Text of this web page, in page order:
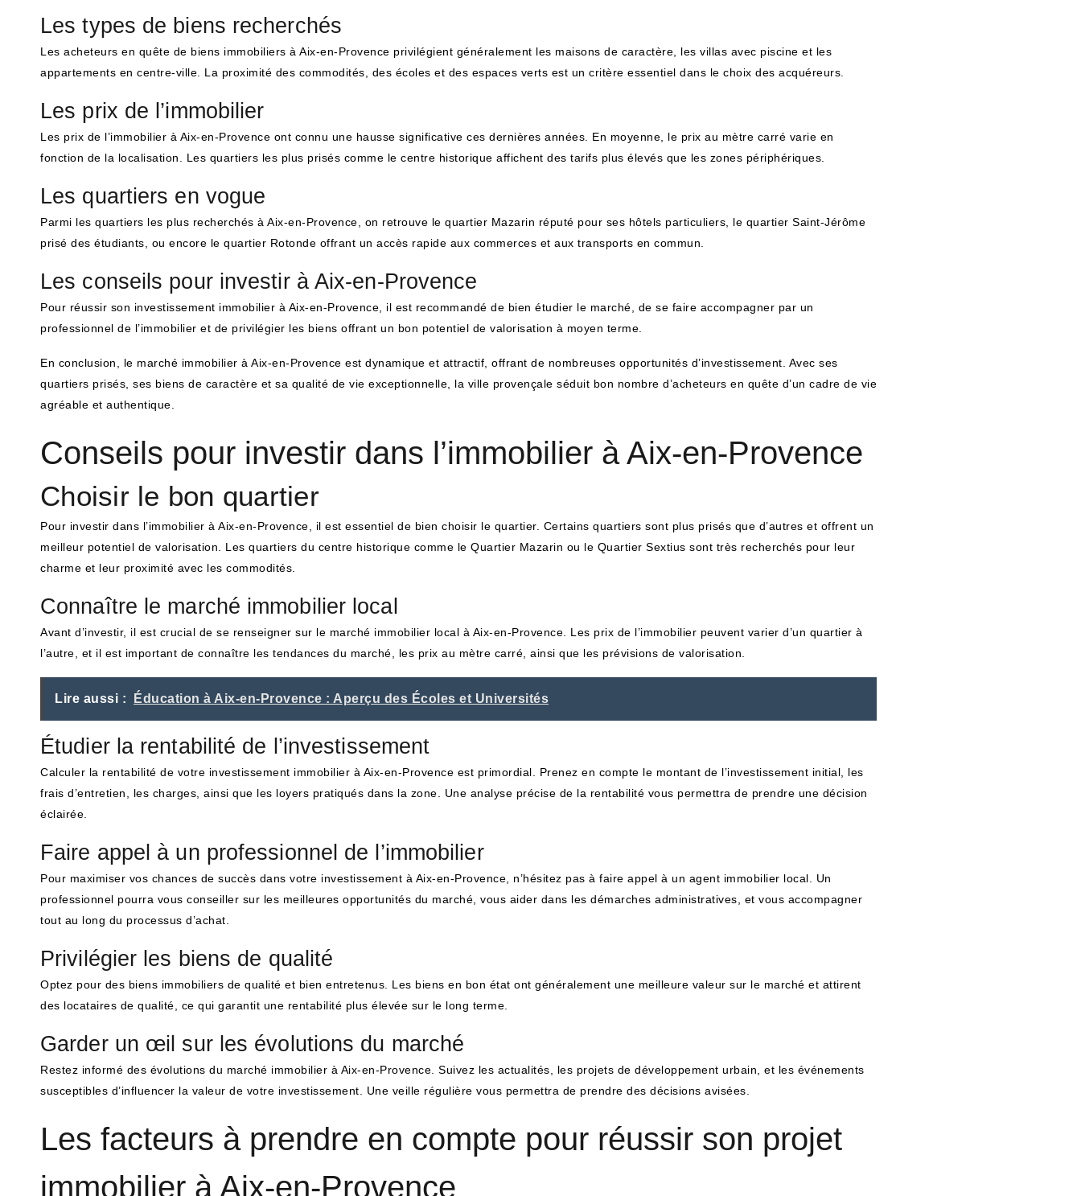
Les types de biens recherchés
Les acheteurs en quête de biens immobiliers à Aix-en-Provence privilégient généralement les maisons de caractère, les villas avec piscine et les
appartements en centre-ville. La proximité des commodités, des écoles et des espaces verts est un critère essentiel dans le choix des acquéreurs.
Les prix de l’immobilier
Les prix de l’immobilier à Aix-en-Provence ont connu une hausse significative ces dernières années. En moyenne, le prix au mètre carré varie en
fonction de la localisation. Les quartiers les plus prisés comme le centre historique affichent des tarifs plus élevés que les zones périphériques.
Les quartiers en vogue
Parmi les quartiers les plus recherchés à Aix-en-Provence, on retrouve le quartier Mazarin réputé pour ses hôtels particuliers, le quartier Saint-Jérôme
prisé des étudiants, ou encore le quartier Rotonde offrant un accès rapide aux commerces et aux transports en commun.
Les conseils pour investir à Aix-en-Provence
Pour réussir son investissement immobilier à Aix-en-Provence, il est recommandé de bien étudier le marché, de se faire accompagner par un
professionnel de l’immobilier et de privilégier les biens offrant un bon potentiel de valorisation à moyen terme.
En conclusion, le marché immobilier à Aix-en-Provence est dynamique et attractif, offrant de nombreuses opportunités d’investissement. Avec ses
quartiers prisés, ses biens de caractère et sa qualité de vie exceptionnelle, la ville provençale séduit bon nombre d’acheteurs en quête d’un cadre de vie
agréable et authentique.
Conseils pour investir dans l’immobilier à Aix-en-Provence
Choisir le bon quartier
Pour investir dans l’immobilier à Aix-en-Provence, il est essentiel de bien choisir le quartier. Certains quartiers sont plus prisés que d’autres et offrent un
meilleur potentiel de valorisation. Les quartiers du centre historique comme le Quartier Mazarin ou le Quartier Sextius sont très recherchés pour leur
charme et leur proximité avec les commodités.
Connaître le marché immobilier local
Avant d’investir, il est crucial de se renseigner sur le marché immobilier local à Aix-en-Provence. Les prix de l’immobilier peuvent varier d’un quartier à
l’autre, et il est important de connaître les tendances du marché, les prix au mètre carré, ainsi que les prévisions de valorisation.
Lire aussi : Éducation à Aix-en-Provence : Aperçu des Écoles et Universités
Étudier la rentabilité de l’investissement
Calculer la rentabilité de votre investissement immobilier à Aix-en-Provence est primordial. Prenez en compte le montant de l’investissement initial, les
frais d’entretien, les charges, ainsi que les loyers pratiqués dans la zone. Une analyse précise de la rentabilité vous permettra de prendre une décision
éclairée.
Faire appel à un professionnel de l’immobilier
Pour maximiser vos chances de succès dans votre investissement à Aix-en-Provence, n’hésitez pas à faire appel à un agent immobilier local. Un
professionnel pourra vous conseiller sur les meilleures opportunités du marché, vous aider dans les démarches administratives, et vous accompagner
tout au long du processus d’achat.
Privilégier les biens de qualité
Optez pour des biens immobiliers de qualité et bien entretenus. Les biens en bon état ont généralement une meilleure valeur sur le marché et attirent
des locataires de qualité, ce qui garantit une rentabilité plus élevée sur le long terme.
Garder un œil sur les évolutions du marché
Restez informé des évolutions du marché immobilier à Aix-en-Provence. Suivez les actualités, les projets de développement urbain, et les événements
susceptibles d’influencer la valeur de votre investissement. Une veille régulière vous permettra de prendre des décisions avisées.
Les facteurs à prendre en compte pour réussir son projet
immobilier à Aix-en-Provence